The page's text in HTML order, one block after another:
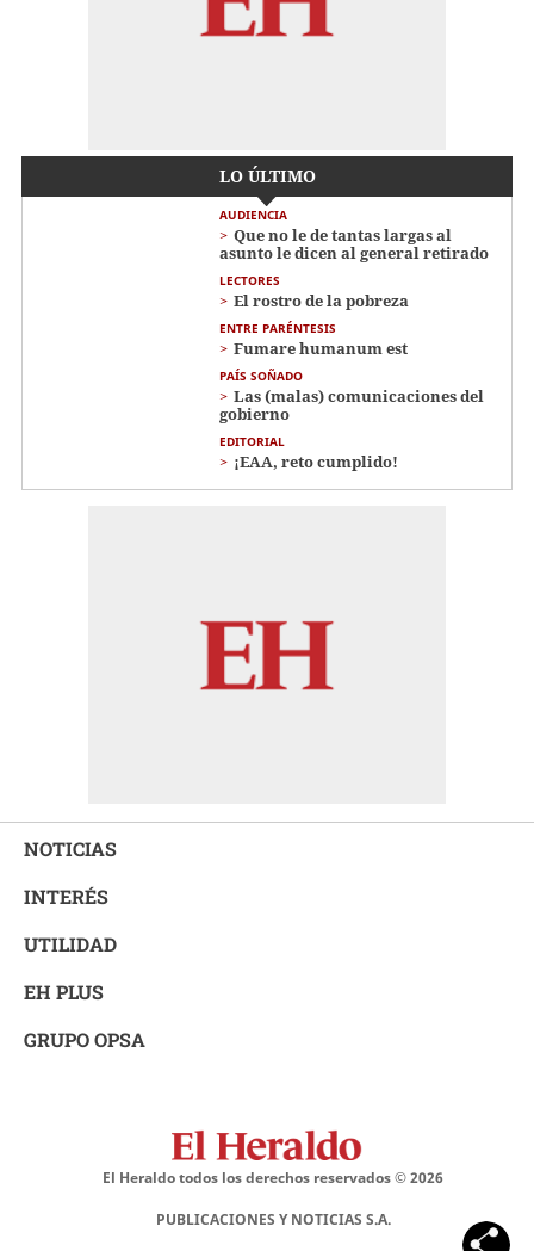
LO ÚLTIMO
AUDIENCIA
Que no le de tantas largas al
asunto le dicen al general retirado
LECTORES
El rostro de la pobreza
ENTRE PARÉNTESIS
Fumare humanum est
PAÍS SOÑADO
Las (malas) comunicaciones del
gobierno
EDITORIAL
¡EAA, reto cumplido!
NOTICIAS
INTERÉS
UTILIDAD
EH PLUS
GRUPO OPSA
El Heraldo todos los derechos reservados ©2026
PUBLICACIONES Y NOTICIAS S.A.